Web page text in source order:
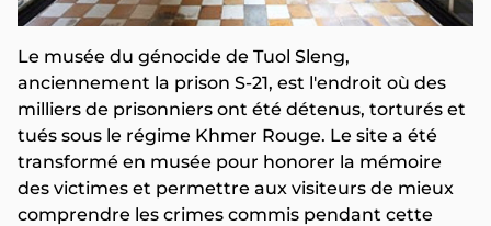
Le musée du génocide de Tuol Sleng,
anciennement la prison S-21, est l'endroit où des
milliers de prisonniers ont été détenus, torturés et
tués sous le régime Khmer Rouge. Le site a été
transformé en musée pour honorer la mémoire
des victimes et permettre aux visiteurs de mieux
comprendre les crimes commis pendant cette